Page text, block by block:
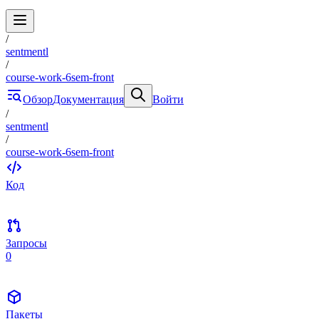
/
sentmentl
/
course-work-6sem-front
ОбзорДокументация
Войти
/
sentmentl
/
course-work-6sem-front
Код
Запросы
0
Пакеты